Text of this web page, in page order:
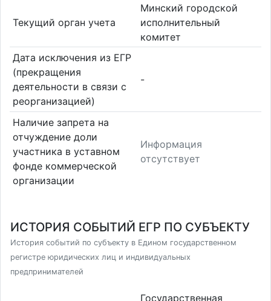
Текущий орган учета
Минский городской
исполнительный
комитет
Дата исключения из ЕГР
(прекращения
деятельности в связи с
реорганизацией)
-
Наличие запрета на
отчуждение доли
участника в уставном
фонде коммерческой
организации
Информация
отсутствует
ИСТОРИЯ СОБЫТИЙ ЕГР ПО СУБЪЕКТУ
История событий по субъекту в Едином государственном
регистре юридических лиц и индивидуальных
предпринимателей
Государственная